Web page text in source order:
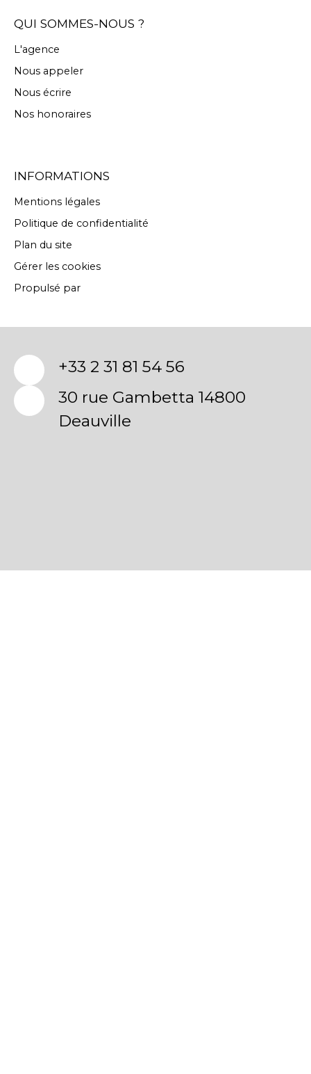
QUI SOMMES-NOUS ?
L'agence
Nous appeler
Nous écrire
Nos honoraires
INFORMATIONS
Mentions légales
Politique de confidentialité
Plan du site
Gérer les cookies
Propulsé par
+33 2 31 81 54 56
30 rue Gambetta 14800
Deauville